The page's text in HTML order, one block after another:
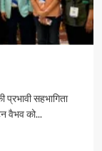
सहभागिता
वैभव को...